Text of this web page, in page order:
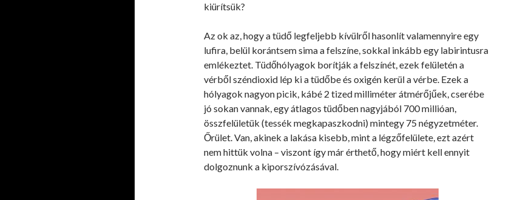
kiürítsük?
Az ok az, hogy a tüdő legfeljebb kívülről hasonlít valamennyire egy
lufira, belül korántsem sima a felszíne, sokkal inkább egy labirintusra
emlékeztet. Tüdőhólyagok borítják a felszínét, ezek felületén a
vérből széndioxid lép ki a tüdőbe és oxigén kerül a vérbe. Ezek a
hólyagok nagyon picik, kábé 2 tized milliméter átmérőjűek, cserébe
jó sokan vannak, egy átlagos tüdőben nagyjából 700 millióan,
összfelületük (tessék megkapaszkodni) mintegy 75 négyzetméter.
Őrület. Van, akinek a lakása kisebb, mint a légzőfelülete, ezt azért
nem hittük volna – viszont így már érthető, hogy miért kell ennyit
dolgoznunk a kiporszívózásával.